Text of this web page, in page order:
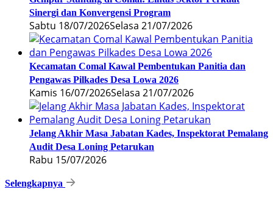
Sinergi dan Konvergensi Program
Sabtu 18/07/2026Selasa 21/07/2026
Kecamatan Comal Kawal Pembentukan Panitia dan
Pengawas Pilkades Desa Lowa 2026
Kamis 16/07/2026Selasa 21/07/2026
Jelang Akhir Masa Jabatan Kades, Inspektorat Pemalang
Audit Desa Loning Petarukan
Rabu 15/07/2026
Selengkapnya